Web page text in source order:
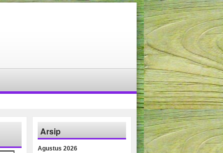
Arsip
Agustus 2026